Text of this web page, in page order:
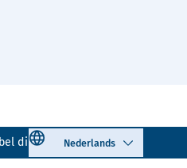
direct! 085 - 401 81 23
Select language